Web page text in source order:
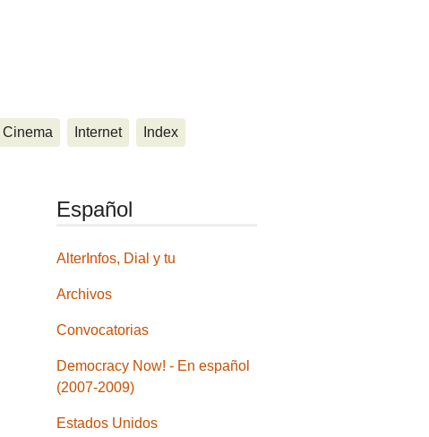
Cinema Internet Index
Español
AlterInfos, Dial y tu
Archivos
Convocatorias
Democracy Now! - En español
(2007-2009)
Estados Unidos